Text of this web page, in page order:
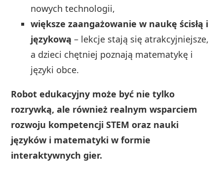
nowych technologii,
większe zaangażowanie w naukę ścisłą i
językową – lekcje stają się atrakcyjniejsze,
a dzieci chętniej poznają matematykę i
języki obce.
Robot edukacyjny może być nie tylko
rozrywką, ale również realnym wsparciem
rozwoju kompetencji STEM oraz nauki
języków i matematyki w formie
interaktywnych gier.